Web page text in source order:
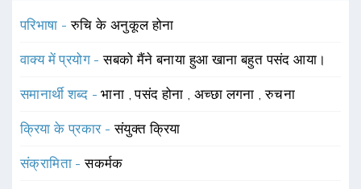
परिभाषा -रुचि के अनुकूल होना
वाक्य में प्रयोग -सबको मैंने बनाया हुआ खाना बहुत पसंद आया।
समानार्थी शब्द -भाना ,पसंद होना ,अच्छा लगना ,रुचना
क्रिया के प्रकार -संयुक्त क्रिया
संक्रामिता -सकर्मक